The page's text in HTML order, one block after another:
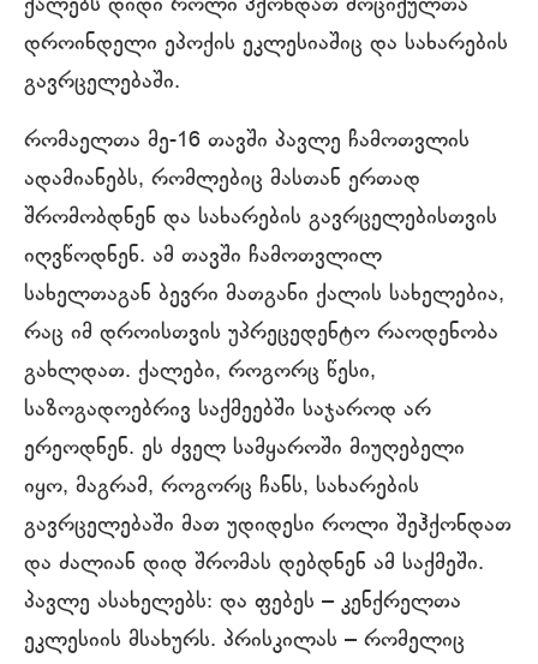
ქალებს დიდი როლი ჰქონდათ მოციქულთა
დროინდელი ეპოქის ეკლესიაშიც და სახარების
გავრცელებაში.
რომაელთა მე-16 თავში პავლე ჩამოთვლის
ადამიანებს, რომლებიც მასთან ერთად
შრომობდნენ და სახარების გავრცელებისთვის
იღვწოდნენ. ამ თავში ჩამოთვლილ
სახელთაგან ბევრი მათგანი ქალის სახელებია,
რაც იმ დროისთვის უპრეცედენტო რაოდენობა
გახლდათ. ქალები, როგორც წესი,
საზოგადოებრივ საქმეებში საჯაროდ არ
ერეოდნენ. ეს ძველ სამყაროში მიუღებელი
იყო, მაგრამ, როგორც ჩანს, სახარების
გავრცელებაში მათ უდიდესი როლი შეჰქონდათ
და ძალიან დიდ შრომას დებდნენ ამ საქმეში.
პავლე ასახელებს: და ფებეს – კენქრელთა
ეკლესიის მსახურს. პრისკილას – რომელიც